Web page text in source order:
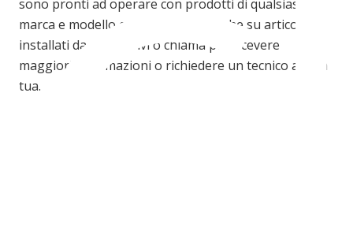
sono pronti ad operare con prodotti di qualsiasi
marca e modello ed ovviamente anche su articoli
installati da altri. Scrivi o chiama per ricevere
maggiori informazioni o richiedere un tecnico a casa
tua.